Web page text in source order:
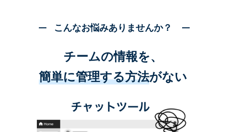
こんなお悩みありませんか？
チームの情報を、
簡単に管理する方法がない